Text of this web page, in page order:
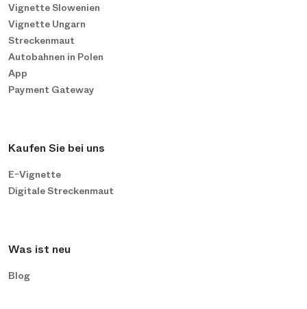
Vignette Slowenien
Vignette Ungarn
Streckenmaut
Autobahnen in Polen
App
Payment Gateway
Kaufen Sie bei uns
E-Vignette
Digitale Streckenmaut
Was ist neu
Blog